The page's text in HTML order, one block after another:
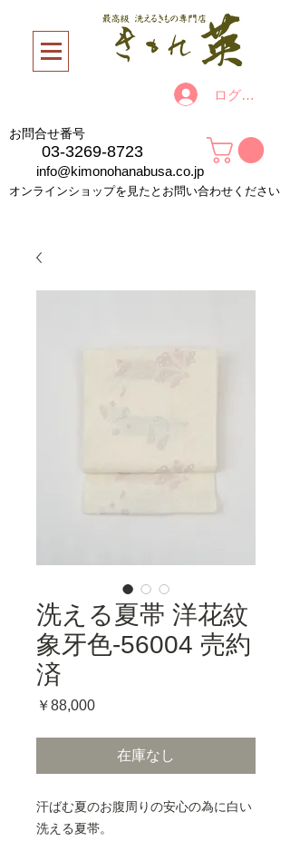
ログイン
お問合せ番号
03-3269-8723
info@kimonohanabusa.co.jp
オンラインショップを見たとお問い合わせください
洗える夏帯 洋花紋
象牙色-56004 売約
済
￥88,000価
在庫なし
汗ばむ夏のお腹周りの安心の為に白い
洗える夏帯。